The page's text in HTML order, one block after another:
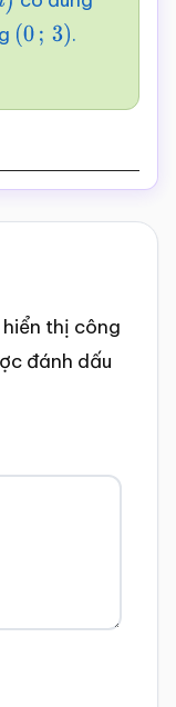
(0 ;3) .
thị công
đánh dấu